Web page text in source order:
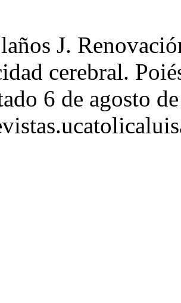
J.
cerebral.
6 de agosto